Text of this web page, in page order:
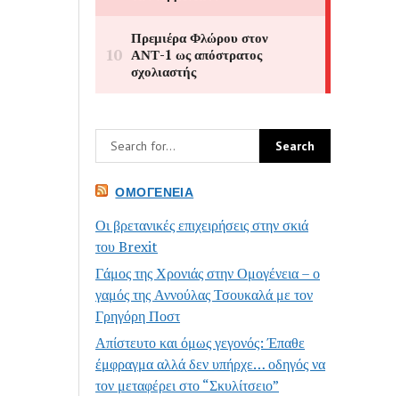
ΟΜΟΓΈΝΕΙΑ
Οι βρετανικές επιχειρήσεις στην σκιά
του Brexit
Γάμος της Χρονιάς στην Ομογένεια – ο
γαμός της Αννούλας Τσουκαλά με τον
Γρηγόρη Ποστ
Απίστευτο και όμως γεγονός: Έπαθε
έμφραγμα αλλά δεν υπήρχε… οδηγός να
τον μεταφέρει στο “Σκυλίτσειο”